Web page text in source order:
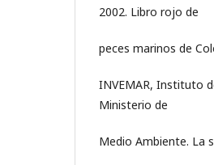
2002. Libro rojo de
peces marinos de
INVEMAR, Instituto
Ministerio de
Medio Ambiente. La